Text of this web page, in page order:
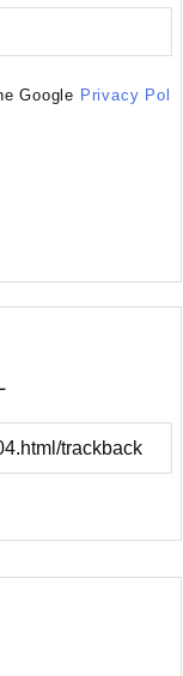
Google Privacy Pol